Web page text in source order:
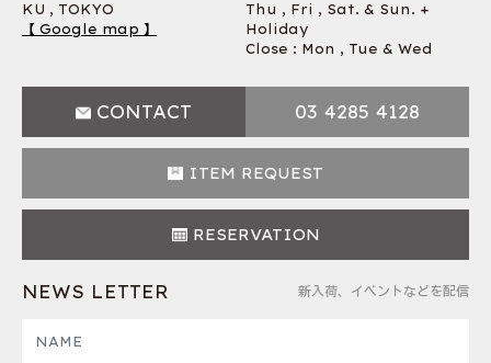
KU , TOKYO
【 Google map 】
Thu , Fri , Sat. & Sun. +
Holiday
Close : Mon , Tue & Wed
CONTACT 03 4285 4128
ITEM REQUEST
RESERVATION
NEWS LETTER 新入荷、イベントなどを配信